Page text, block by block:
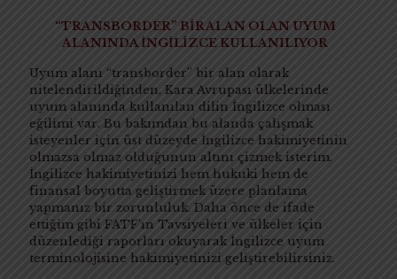
“TRANSBORDER” BİR ALAN OLAN UYUM
ALANINDAİNGİLİZCEKULLANILIYOR
Uyum alanı “transborder” bir alan olarak
nitelendirildiğinden, Kara Avrupası ülkelerinde
uyum alanında kullanılan dilin İngilizce olması
eğilimi var. Bu bakımdan bu alanda çalışmak
isteyenler için üst düzeyde İngilizce hakimiyetinin
olmazsa olmaz olduğunun altını çizmek isterim.
İngilizce hakimiyetinizi hem hukuki hem de
finansal boyutta geliştirmek üzere planlama
yapmanız bir zorunluluk. Daha önce de ifade
ettiğim gibi FATF’ın Tavsiyeleri ve ülkeler için
düzenlediği raporları okuyarak İngilizce uyum
terminolojisine hakimiyetinizi geliştirebilirsiniz.